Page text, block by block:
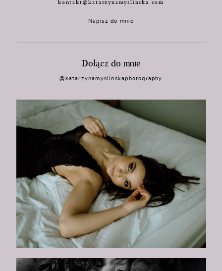
kontakt@katarzynamyslinska.com
Napisz do mnie
Dołącz do mnie
@katarzynamyslinskaphotography